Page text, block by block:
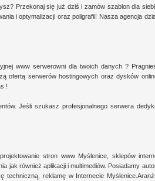
Przekonaj się już dziś i zamów szablon dla
i optymalizacji oraz poligrafii! Nasza agencja
www serwerowni dla twoich danych ?
ofertą serwerów hostingowych oraz dysków
!
Jeśli szukasz profesjonalnego serwera
stron www Myślenice, sklepów
jak również aplikacji i multimediów. Posiadamy
techniczną, reklamę w Internecie